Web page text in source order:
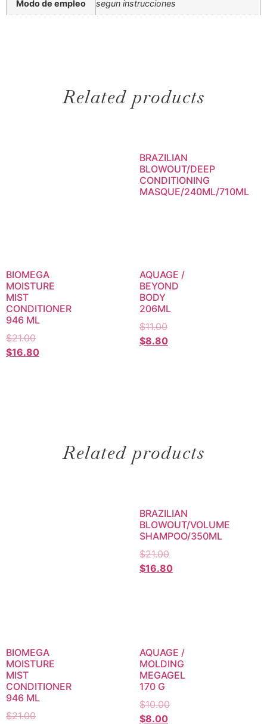
Modo de empleo segun instrucciones
Related products
BRAZILIAN
BLOWOUT/DEEP
CONDITIONING
MASQUE/240ML/710ML
BIOMEGA
MOISTURE
MIST
CONDITIONER
946 ML
$21.00
$16.80
AQUAGE /
BEYOND
BODY
206ML
$11.00
$8.80
Related products
BRAZILIAN
BLOWOUT/VOLUME
SHAMPOO/350ML
$21.00
$16.80
BIOMEGA
MOISTURE
MIST
CONDITIONER
946 ML
$21.00
AQUAGE /
MOLDING
MEGAGEL
170 G
$10.00
$8.00